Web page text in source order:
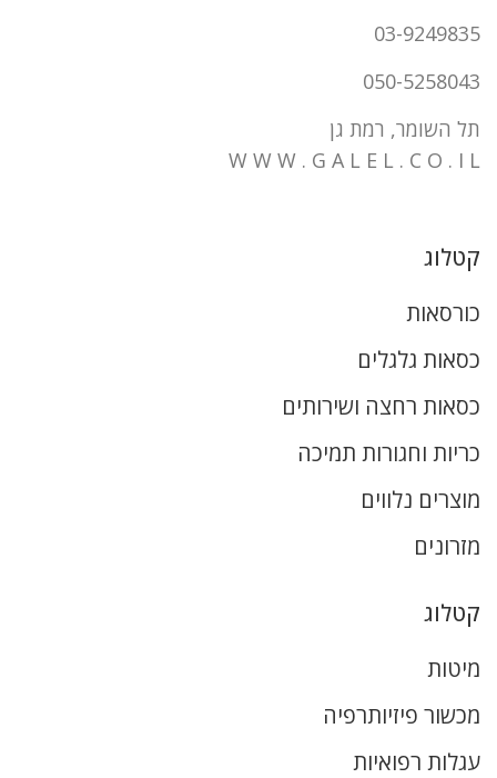
03-9249835
050-5258043
תל השומר, רמת גן
W W W . G A L E L . C O . I L
קטלוג
כורסאות
כסאות גלגלים
כסאות רחצה ושירותים
כריות וחגורות תמיכה
מוצרים נלווים
מזרונים
קטלוג
מיטות
מכשור פיזיותרפיה
עגלות רפואיות